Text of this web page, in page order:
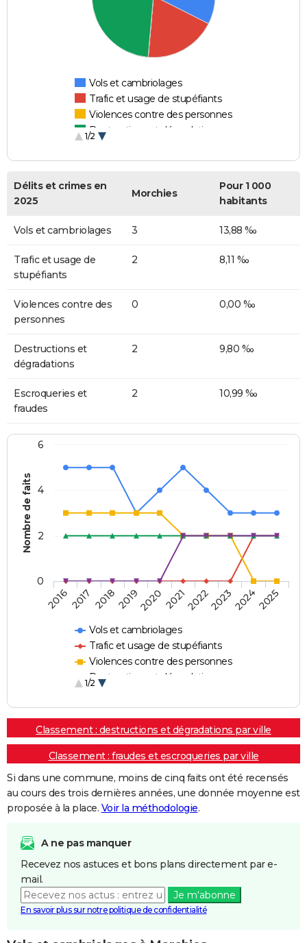
Vols et cambriolages
Trafic et usage de stupéfiants
Violences contre des personnes
Destructions et dégradations
1/2
Délits et crimes en
2025
Morchies
Pour 1 000
habitants
Vols et cambriolages 3 13,88 ‰
Trafic et usage de
stupéfiants
2 8,11 ‰
Violences contre des
personnes
0 0,00 ‰
Destructions et
dégradations
2 9,80 ‰
Escroqueries et
fraudes
2 10,99 ‰
Nombre de faits
Vols et cambriolages
Trafic et usage de stupéfiants
Violences contre des personnes
Destructions et dégradations
1/2
20162017 20182019202020212022202320242025
0
2
4
6
Classement : destructions et dégradations par ville
Classement : fraudes et escroqueries par ville
Si dans une commune, moins de cinq faits ont été recensés
au cours des trois dernières années, une donnée moyenne est
proposée à la place. Voir la méthodologie.
A ne pas manquer
Recevez nos astuces et bons plans directement par e-
mail.
Je m'abonne
En savoir plus sur notre politique de confidentialité